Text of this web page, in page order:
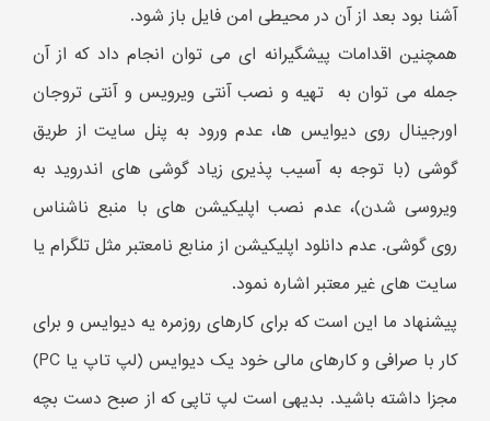
آشنا بود بعد از آن در محیطی امن فایل باز شود.
همچنین اقدامات پیشگیرانه ای می توان انجام داد که از آن
جمله می توان به تهیه و نصب آنتی ویرویس و آنتی تروجان
اورجینال روی دیوایس ها، عدم ورود به پنل سایت از طریق
گوشی (با توجه به آسیب پذیری زیاد گوشی های اندروید به
ویروسی شدن)، عدم نصب اپلیکیشن های با منبع ناشناس
روی گوشی. عدم دانلود اپلیکیشن از منابع نامعتبر مثل تلگرام یا
سایت های غیر معتبر اشاره نمود.
پیشنهاد ما این است که برای کارهای روزمره یه دیوایس و برای
کار با صرافی و کارهای مالی خود یک دیوایس (لپ تاپ یا PC)
مجزا داشته باشید. بدیهی است لپ تاپی که از صبح دست بچه